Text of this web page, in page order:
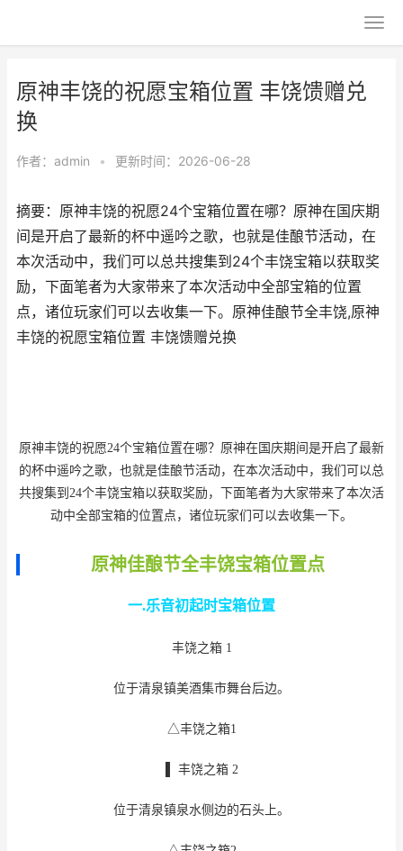
原神丰饶的祝愿宝箱位置 丰饶馈赠兑
换
作者： admin • 更新时间：2026-06-28
摘要：原神丰饶的祝愿24个宝箱位置在哪？原神在国庆期
间是开启了最新的杯中遥吟之歌，也就是佳酿节活动，在
本次活动中，我们可以总共搜集到24个丰饶宝箱以获取奖
励，下面笔者为大家带来了本次活动中全部宝箱的位置
点，诸位玩家们可以去收集一下。原神佳酿节全丰饶,原神
丰饶的祝愿宝箱位置 丰饶馈赠兑换
原神丰饶的祝愿24个宝箱位置在哪？原神在国庆期间是开启了最新
的杯中遥吟之歌，也就是佳酿节活动，在本次活动中，我们可以总
共搜集到24个丰饶宝箱以获取奖励，下面笔者为大家带来了本次活
动中全部宝箱的位置点，诸位玩家们可以去收集一下。
原神佳酿节全丰饶宝箱位置点
一.乐音初起时宝箱位置
丰饶之箱 1
位于清泉镇美酒集市舞台后边。
△丰饶之箱1
▌ 丰饶之箱 2
位于清泉镇泉水侧边的石头上。